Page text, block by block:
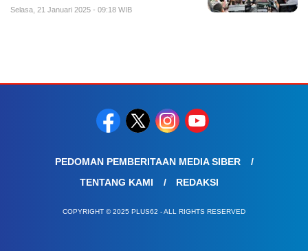
Selasa, 21 Januari 2025 - 09:18 WIB
PEDOMAN PEMBERITAAN MEDIA SIBER
TENTANG KAMI
REDAKSI
COPYRIGHT © 2025 PLUS62 - ALL RIGHTS RESERVED